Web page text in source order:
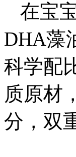
在宝
DHA藻
科学配
质原材
分，双